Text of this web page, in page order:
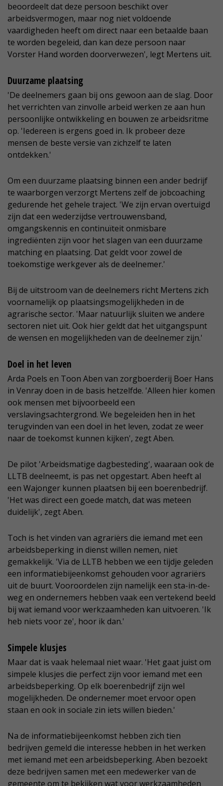
beoordeelt dat deze persoon beschikt over
arbeidsvermogen, maar nog niet voldoende
vaardigheden heeft om direct naar een betaalde baan
te worden begeleid, dan kan deze persoon naar
Vorster Hand worden doorverwezen', legt Mertens uit.
Duurzame plaatsing
'De deelnemers gaan bij ons gewoon aan de slag. Door
het verrichten van zinvolle arbeid werken ze aan hun
persoonlijke ontwikkeling en bouwen ze arbeidsritme
op. 'Iedereen is ergens goed in. Ik probeer deze
mensen de beste versie van zichzelf te laten
ontdekken.'
Om een duurzame plaatsing binnen een ander bedrijf
te waarborgen verzorgt Mertens zelf de jobcoaching
gedurende het gehele traject. 'We zijn ervan overtuigd
zijn dat een wederzijdse vertrouwensband,
omgangskennis en continuïteit onmisbare
ingrediënten zijn voor het slagen van een duurzame
matching en plaatsing. Dat geldt voor zowel de
toekomstige werkgever als de deelnemer.'
Bij de uitstroom van de deelnemers richt Mertens zich
voornamelijk op plaatsingsmogelijkheden in de
agrarische sector. 'Maar natuurlijk sluiten we andere
sectoren niet uit. Ook hier geldt dat het uitgangspunt
de wensen en mogelijkheden van de deelnemer zijn.'
Doel in het leven
Arda Poels en Toon Aben van zorgboerderij Boer Hans
in Venray doen in de basis hetzelfde. 'Alleen hier komen
ook mensen met bijvoorbeeld een
verslavingsachtergrond. We begeleiden hen in het
terugvinden van een doel in het leven, zodat ze weer
naar de toekomst kunnen kijken', zegt Aben.
De pilot 'Arbeidsmatige dagbesteding', waaraan ook de
LLTB deelneemt, is pas net opgestart. Aben heeft al
een Wajonger kunnen plaatsen bij een boerenbedrijf.
'Het was direct een goede match, dat was meteen
duidelijk', zegt Aben.
Toch is het vinden van agrariërs die iemand met een
arbeidsbeperking in dienst willen nemen, niet
gemakkelijk. 'Via de LLTB hebben we een tijdje geleden
een informatiebijeenkomst gehouden voor agrariërs
uit de buurt. Vooroordelen zijn namelijk een sta-in-de-
weg en ondernemers hebben vaak een vertekend beeld
bij wat iemand voor werkzaamheden kan uitvoeren. 'Ik
heb niets voor ze', hoor ik dan.'
Simpele klusjes
Maar dat is vaak helemaal niet waar. 'Het gaat juist om
simpele klusjes die perfect zijn voor iemand met een
arbeidsbeperking. Op elk boerenbedrijf zijn wel
mogelijkheden. De ondernemer moet ervoor open
staan en ook in sociale zin iets willen bieden.'
Na de informatiebijeenkomst hebben zich tien
bedrijven gemeld die interesse hebben in het werken
met iemand met een arbeidsbeperking. Aben bezoekt
deze bedrijven samen met een medewerker van de
gemeente om te bekijken wat voor werkzaamheden